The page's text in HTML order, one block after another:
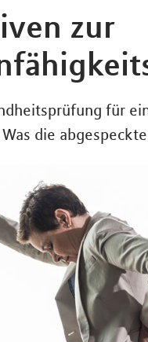
zur
für
die